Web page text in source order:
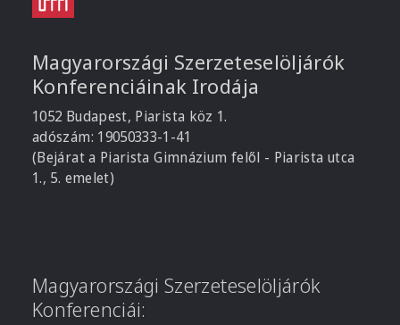
Magyarországi Szerzeteselöljárók
Konferenciáinak Irodája
1052 Budapest, Piarista köz 1.
adószám: 19050333-1-41
(Bejárat a Piarista Gimnázium felől - Piarista utca
1., 5. emelet)
Magyarországi Szerzeteselöljárók
Konferenciái: